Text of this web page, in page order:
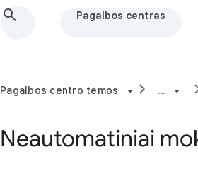
Pagalbos centras
Pagalbos centro temos ...
Neautomatiniai